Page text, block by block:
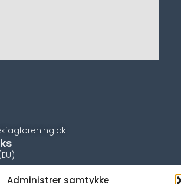
Administrer samtykke